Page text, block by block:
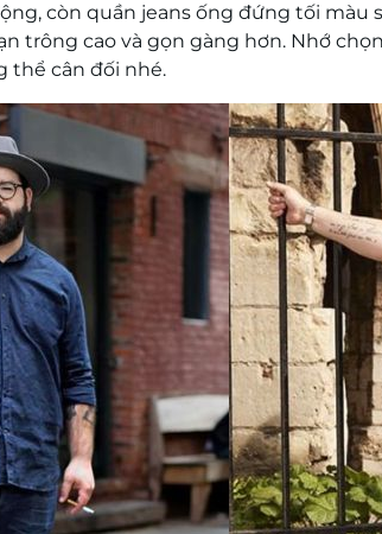
còn quần jeans ống đứng tối màu
trông cao và gọn gàng hơn. Nhớ
thể cân đối nhé.